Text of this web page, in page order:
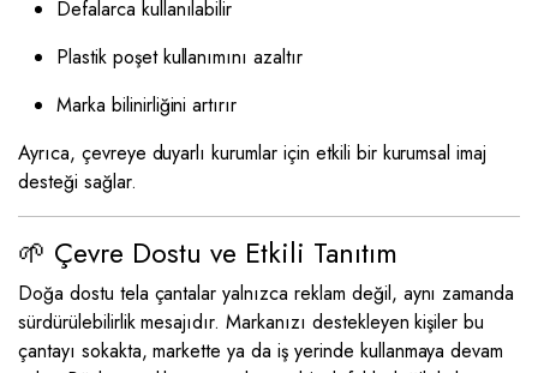
Defalarca kullanılabilir
Plastik poşet kullanımını azaltır
Marka bilinirliğini artırır
Ayrıca, çevreye duyarlı kurumlar için etkili bir kurumsal imaj
desteği sağlar.
🌱 Çevre Dostu ve Etkili Tanıtım
Doğa dostu tela çantalar yalnızca reklam değil, aynı zamanda
sürdürülebilirlik mesajıdır. Markanızı destekleyen kişiler bu
çantayı sokakta, markette ya da iş yerinde kullanmaya devam